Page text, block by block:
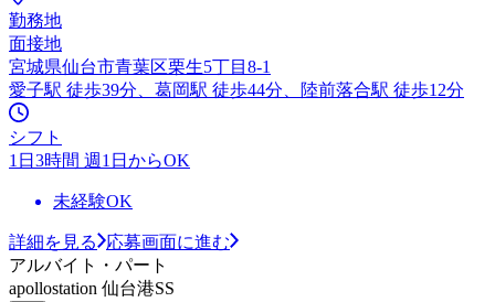
勤務地
面接地
宮城県仙台市青葉区栗生5丁目8-1
愛子駅 徒歩39分、葛岡駅 徒歩44分、陸前落合駅 徒歩12分
シフト
1日3時間 週1日からOK
未経験OK
詳細を見る
応募画面に進む
アルバイト・パート
apollostation 仙台港SS